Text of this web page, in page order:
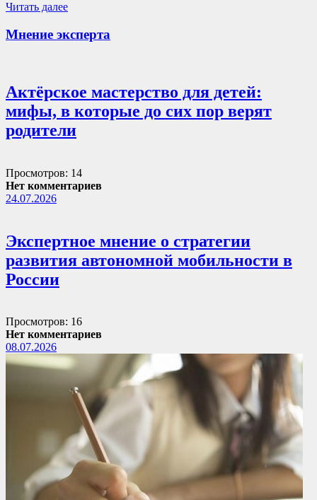
Читать далее
Мнение эксперта
Актёрское мастерство для детей:
мифы, в которые до сих пор верят
родители
Просмотров: 14
Нет комментариев
24.07.2026
Экспертное мнение о стратегии
развития автономной мобильности в
России
Просмотров: 16
Нет комментариев
08.07.2026